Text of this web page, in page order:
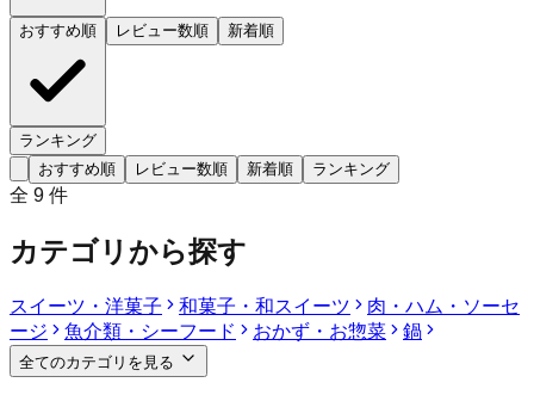
おすすめ順 レビュー数順 新着順
ランキング
おすすめ順
レビュー数順 新着順 ランキング
全 9 件
カテゴリから探す
スイーツ・洋菓子 和菓子・和スイーツ
肉・ハム・ソーセ
ージ
魚介類・シーフード おかず・お惣菜 鍋
全てのカテゴリを見る